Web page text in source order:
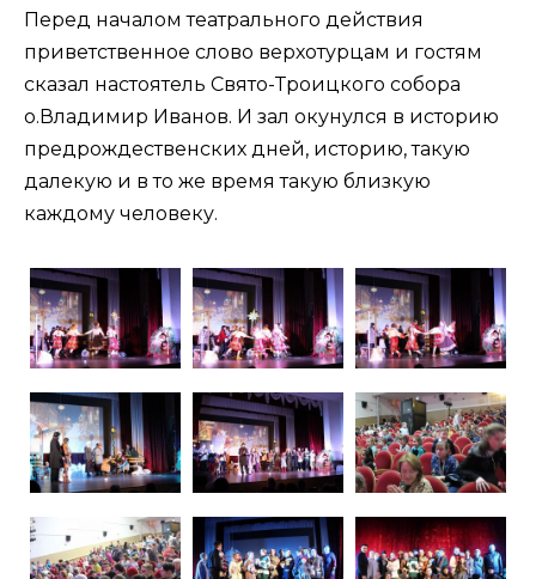
Перед началом театрального действия
приветственное слово верхотурцам и гостям
сказал настоятель Свято-Троицкого собора
о.Владимир Иванов. И зал окунулся в историю
предрождественских дней, историю, такую
далекую и в то же время такую близкую
каждому человеку.